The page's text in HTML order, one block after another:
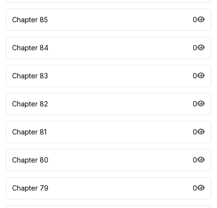
Chapter 85 0
Chapter 84 0
Chapter 83 0
Chapter 82 0
Chapter 81 0
Chapter 80 0
Chapter 79 0